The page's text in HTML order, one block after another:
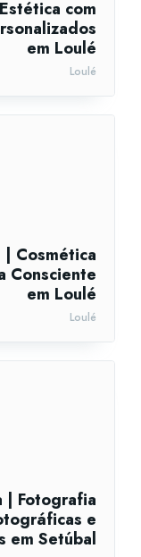
com
em Loulé
Loulé
| Cosmética
Consciente
em Loulé
Loulé
| Fotografia
e
em Setúbal